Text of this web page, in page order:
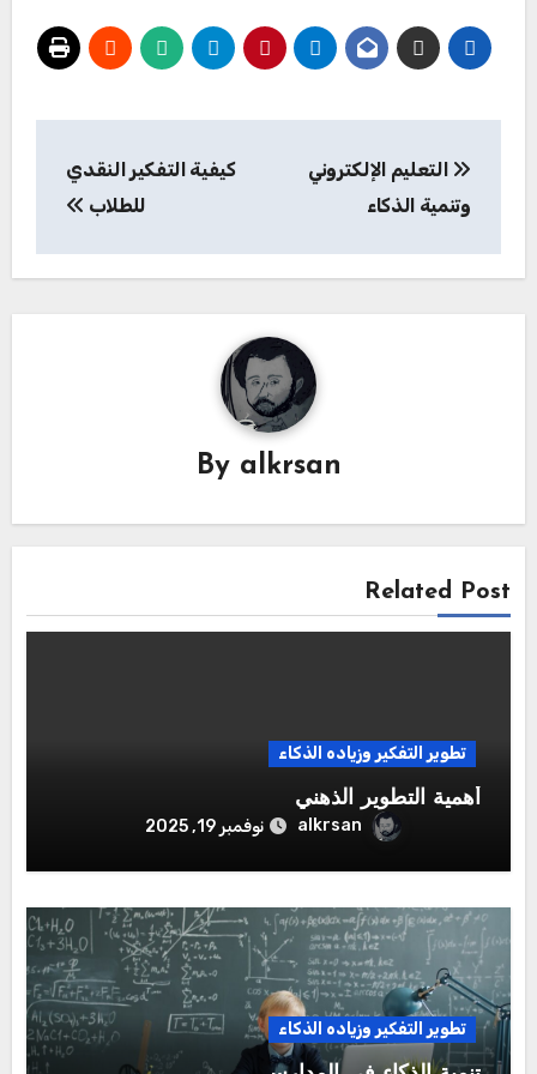
المقالات
التعليم الإلكتروني
وتنمية الذكاء
كيفية التفكير النقدي
للطلاب
By alkrsan
Related Post
تطوير التفكير وزياده الذكاء
أهمية التطوير الذهني
alkrsan نوفمبر 19, 2025
تطوير التفكير وزياده الذكاء